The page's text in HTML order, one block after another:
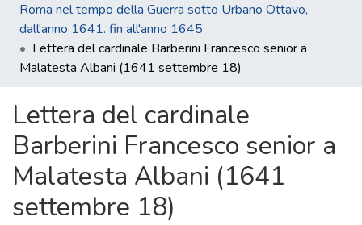
Roma nel tempo della Guerra sotto Urbano Ottavo,
dall'anno 1641. fin all'anno 1645
Lettera del cardinale Barberini Francesco senior a
Malatesta Albani (1641 settembre 18)
Lettera del cardinale
Barberini Francesco senior a
Malatesta Albani (1641
settembre 18)